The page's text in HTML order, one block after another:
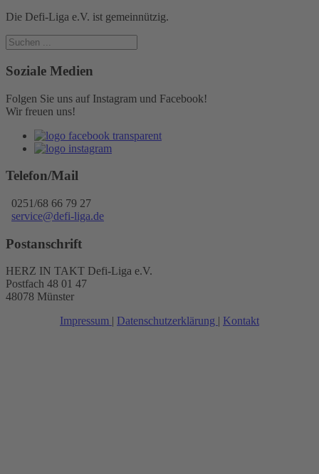
Die Defi-Liga e.V. ist gemeinnützig.
Soziale Medien
Folgen Sie uns auf Instagram und Facebook!
Wir freuen uns!
Telefon/Mail
0251/68 66 79 27
service@defi-liga.de
Postanschrift
HERZ IN TAKT Defi-Liga e.V.
Postfach 48 01 47
48078 Münster
Impressum
Datenschutzerklärung Kontakt